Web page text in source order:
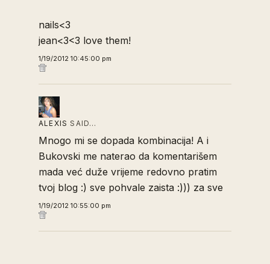
nails<3
jean<3<3 love them!
1/19/2012 10:45:00 pm
ALEXIS SAID…
Mnogo mi se dopada kombinacija! A i
Bukovski me naterao da komentarišem
mada već duže vrijeme redovno pratim
tvoj blog :) sve pohvale zaista :))) za sve
1/19/2012 10:55:00 pm